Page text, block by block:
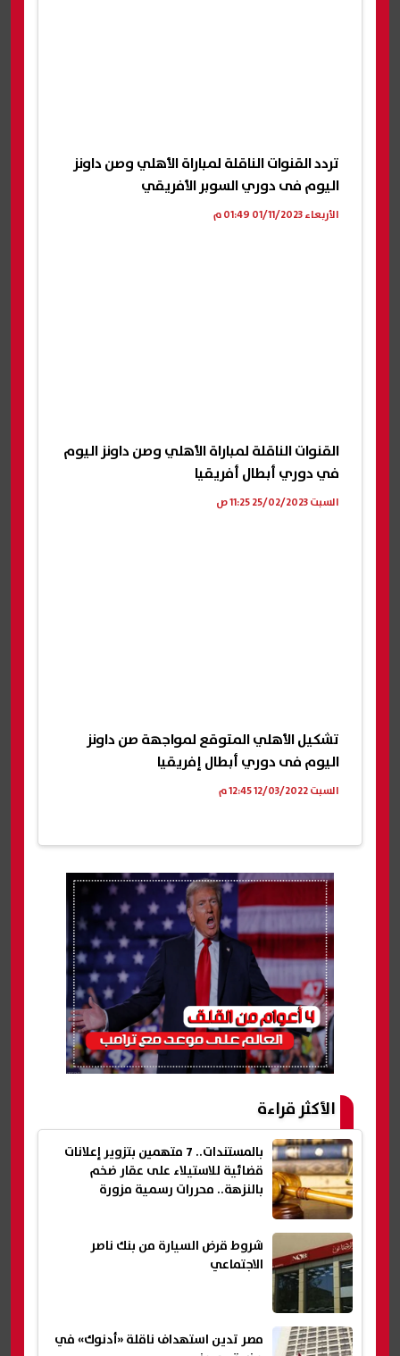
تردد القنوات الناقلة لمباراة الأهلي وصن داونز
اليوم فى دوري السوبر الأفريقي
الأربعاء 01/11/2023 01:49 م
القنوات الناقلة لمباراة الأهلي وصن داونز اليوم
في دوري أبطال أفريقيا
السبت 25/02/2023 11:25 ص
تشكيل الأهلي المتوقع لمواجهة صن داونز
اليوم فى دوري أبطال إفريقيا
السبت 12/03/2022 12:45 م
الأكثر قراءة
بالمستندات.. 7 متهمين بتزوير إعلانات
قضائية للاستيلاء على عقار ضخم
بالنزهة.. محررات رسمية مزورة
شروط قرض السيارة من بنك ناصر
الاجتماعي
مصر تدين استهداف ناقلة «أدنوك» في